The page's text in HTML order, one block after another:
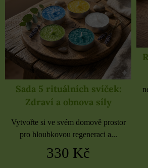
Rituál Zdraví a obnova síly
Cítíte se vyčerpaní, bez energie
nebo potřebujete podpořit své tělo...
1500 Kč
ks DO KOŠÍKU